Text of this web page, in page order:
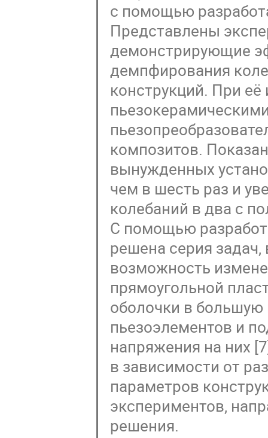
с помощью
Представлены
демонстрирующие
демпфирования
конструкций. При
композитов.
вынужденных
чем в шесть раз и
колебаний в два с
С помощью
решена серия
возможность
прямоугольной
оболочки в
пьезоэлементов и
напряжения на них
в зависимости от
параметров
экспериментов,
решения.